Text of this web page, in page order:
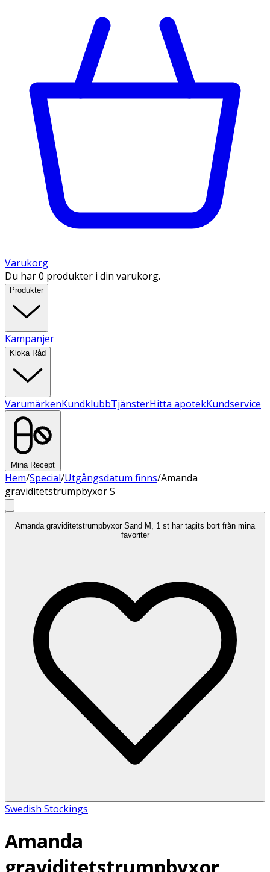
Varukorg
Du har 0 produkter i din varukorg.
Produkter
Kampanjer
Kloka Råd
VarumärkenKundklubbTjänsterHitta apotekKundservice
Mina Recept
Hem/Special/Utgångsdatum finns/Amanda
graviditetstrumpbyxor S
Amanda graviditetstrumpbyxor Sand M, 1 st har tagits bort från mina
favoriter
Swedish Stockings
Amanda